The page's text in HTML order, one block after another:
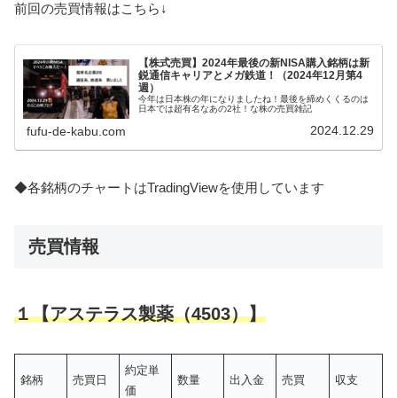
前回の売買情報はこちら↓
【株式売買】2024年最後の新NISA購入銘柄は新
鋭通信キャリアとメガ鉄道！（2024年12月第4
週）
今年は日本株の年になりましたね！最後を締めくくるのは
日本では超有名なあの2社！な株の売買雑記
fufu-de-kabu.com 2024.12.29
◆各銘柄のチャートはTradingViewを使用しています
売買情報
１【アステラス製薬（4503）】
銘柄 売買日
約定単
価
数量 出入金 売買 収支